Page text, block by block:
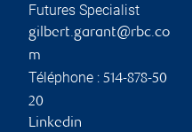
Futures Specialist
gilbert.garant@rbc.co
m
Téléphone : 514-878-50
20
Linkedin